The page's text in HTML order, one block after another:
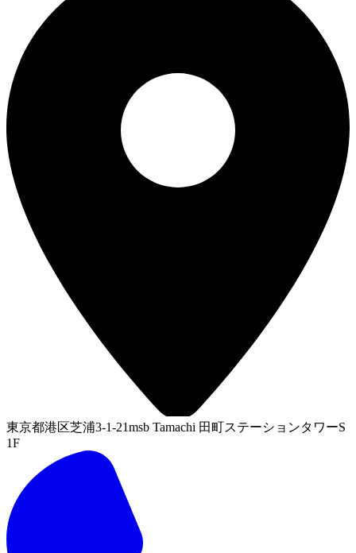
東京都港区芝浦3-1-21msb Tamachi 田町ステーションタワーS
1F